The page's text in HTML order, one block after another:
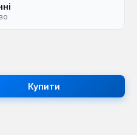
Введіть потрібну
Купити